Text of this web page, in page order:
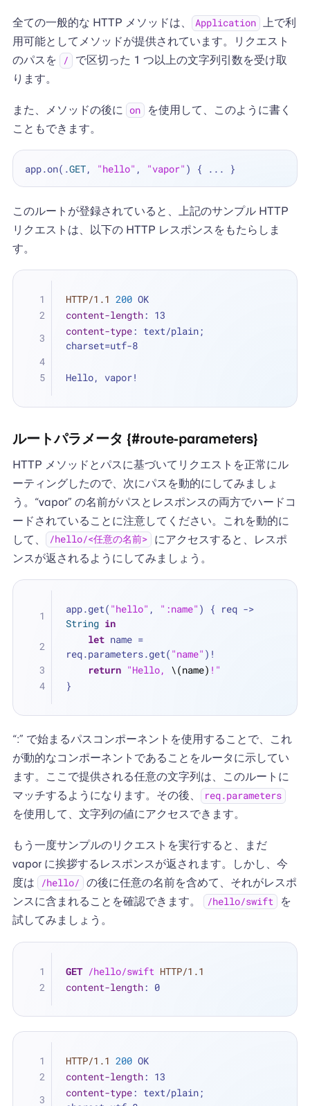
全ての一般的な HTTP メソッドは、 Application 上で利
用可能としてメソッドが提供されています。リクエスト
のパスを
/
で区切った 1 つ以上の文字列引数を受け取
ります。
また、メソッドの後に on
を使用して、このように書く
こともできます。
app.on(.GET, "hello" , "vapor" ) { ...
このルートが登録されていると、上記のサンプル HTTP
リクエストは、以下の HTTP レスポンスをもたらしま
す。
HTTP/1.1 200 OK
content-length: 13
content-type: text/plain;
charset=utf-8
Hello, vapor!
ルートパラメータ {#route-parameters}
HTTP メソッドとパスに基づいてリクエストを正常にル
ーティングしたので、次にパスを動的にしてみましょ
う。“vapor” の名前がパスとレスポンスの両方でハードコ
ードされていることに注意してください。これを動的に
して、
/hello/<任意の名前>
にアクセスすると、レスポ
ンスが返されるようにしてみましょう。
app.get( "hello" , ":name"
String in
let name =
req.parameters.get( "name" ) !
return "Hello, \(name) !"
}
“:” で始まるパスコンポーネントを使用することで、これ
が動的なコンポーネントであることをルータに示してい
ます。ここで提供される任意の文字列は、このルートに
マッチするようになります。その後、
req.parameters
を使用して、文字列の値にアクセスできます。
もう一度サンプルのリクエストを実行すると、まだ
vapor に挨拶するレスポンスが返されます。しかし、今
度は
/hello/
の後に任意の名前を含めて、それがレスポ
ンスに含まれることを確認できます。
/hello/swift
を
試してみましょう。
GET /hello/swift HTTP/1.1
content-length: 0
HTTP/1.1 200 OK
content-length: 13
content-type: text/plain;